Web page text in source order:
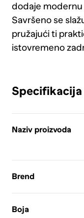
dodaje
Savršeno se
pružajući ti
istovremeno
Naziv proizvoda
Brend
Boja